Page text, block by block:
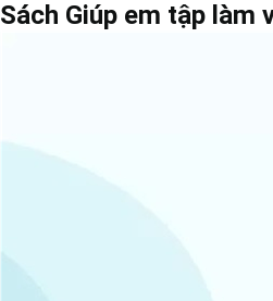
Sách Giúp em tập làm